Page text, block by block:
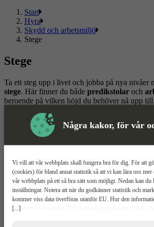
Några kakor, för vår
[...]
Vi vill att vår webbplats skall fungera bra för dig. För att
(cookies) för bland annat statistik så att vi kan lära oss
vår webbplats på ett så bra sätt som möjligt. Nedan kan du
inställningar. Notera att när du godkänner statistik och
kommer viss data överföras utanför EU. Hur den
bolag vet vi inte exakt. Till exempel uppfyller inte USA:s
Start
Hyra
Skydd och arbetsmiljö
Stege
Stege
Ta ett steg upp i livet och jobba på nya nivåer
stege. Här finner du både predikstolar och
beroende på vilken höjd du behöver nå upp
Tips! En vanlig arbetsbock får oftast plats i en
predikstol kräver släp på grund av sin storlek,
efter vilken du behöver.
Läs mer Läs mindre
Om ToolPal
Om oss